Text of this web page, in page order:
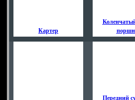
Картер
Передний